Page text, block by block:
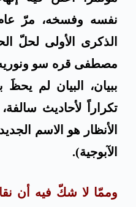
نفسه وفسخه، مرّ
الذكرى الأولى لحلّ
مصطفى قره سو
ببيان، البيان لم يحظَ
تكراراً لأحاديث
الأنظار هو الاسم
الآبوجية).
وممّا لا شكّ فيه أن